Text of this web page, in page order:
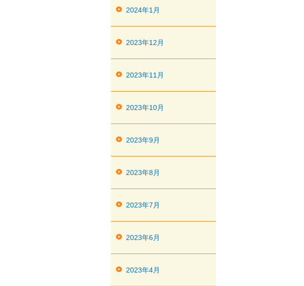
2024年1月
2023年12月
2023年11月
2023年10月
2023年9月
2023年8月
2023年7月
2023年6月
2023年4月